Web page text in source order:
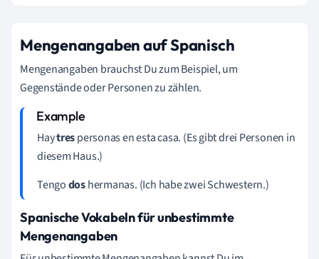
Mengenangaben auf Spanisch
Mengenangaben brauchst Du zum Beispiel, um
Gegenstände oder Personen zu zählen.
Haytrespersonas en esta casa. (Es gibt drei Personen in
diesem Haus.)
Tengodoshermanas. (Ich habe zwei Schwestern.)
Spanische Vokabeln für unbestimmte
Mengenangaben